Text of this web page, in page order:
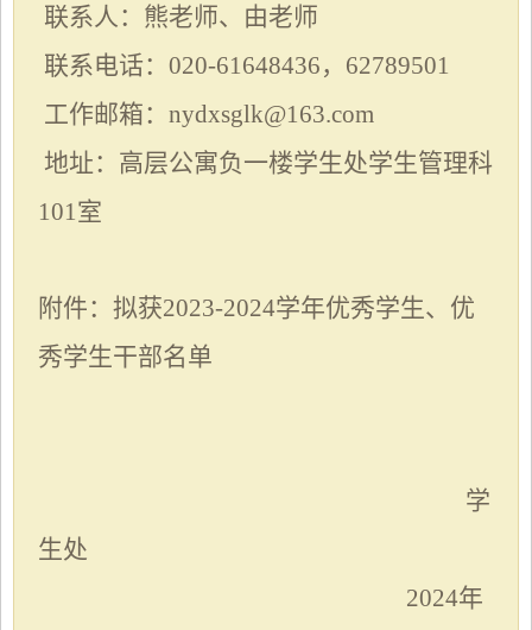
联系人：熊老师、 由老师
联系电话： 020-61648436，62789501
工作邮箱： nydxsglk@163.com
地址：高层公寓负一楼学生处学生管理科
101室
附件：拟获2023-2024学年优秀学生、优
秀学生干部名单
学
生处
2024年